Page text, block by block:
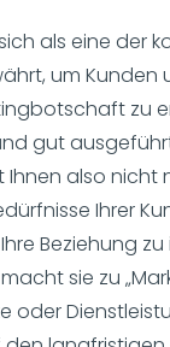
als eine der
um Kunden
zu
gut
also nicht
Ihrer
Beziehung
sie zu
oder